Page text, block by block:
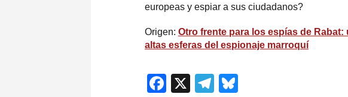
europeas y espiar a sus ciudadanos?
Origen: Otro frente para los espías de
altas esferas del espionaje marroquí
Facebook
X Telegram